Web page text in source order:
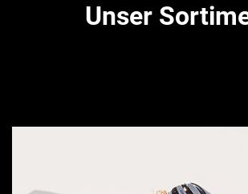
Unser